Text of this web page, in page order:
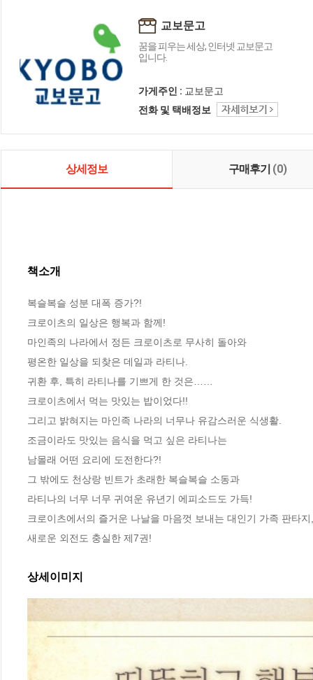
교보문고
꿈을 피우는 세상, 인터넷 교보문고
입니다.
가게주인 : 교보문고
전화 및 택배정보
상세정보 구매후기 (0)
책소개
복슬복슬 성분 대폭 증가?!
크로이츠의 일상은 행복과 함께!
마인족의 나라에서 정든 크로이츠로 무사히 돌아와
평온한 일상을 되찾은 데일과 라티나.
귀환 후, 특히 라티나를 기쁘게 한 것은……
크로이츠에서 먹는 맛있는 밥이었다!!
그리고 밝혀지는 마인족 나라의 너무나 유감스러운 식생활.
조금이라도 맛있는 음식을 먹고 싶은 라티나는
남몰래 어떤 요리에 도전한다?!
그 밖에도 천상랑 빈트가 초래한 복슬복슬 소동과
라티나의 너무 너무 귀여운 유년기 에피소드도 가득!
크로이츠에서의 즐거운 나날을 마음껏 보내는 대인기 가족 판타지,
새로운 외전도 충실한 제7권!
상세이미지